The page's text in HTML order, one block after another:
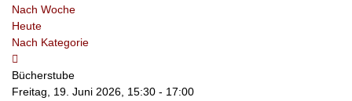
Nach Woche
Heute
Nach Kategorie
Bücherstube
Freitag, 19. Juni 2026, 15:30 - 17:00